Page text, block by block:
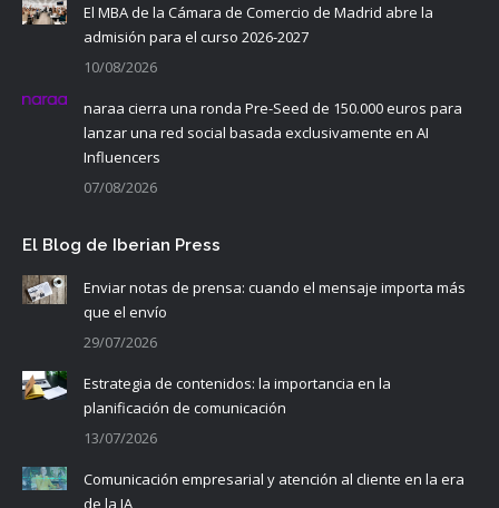
El MBA de la Cámara de Comercio de Madrid abre la
admisión para el curso 2026-2027
10/08/2026
naraa cierra una ronda Pre-Seed de 150.000 euros para
lanzar una red social basada exclusivamente en AI
Influencers
07/08/2026
El Blog de Iberian Press
Enviar notas de prensa: cuando el mensaje importa más
que el envío
29/07/2026
Estrategia de contenidos: la importancia en la
planificación de comunicación
13/07/2026
Comunicación empresarial y atención al cliente en la era
de la IA